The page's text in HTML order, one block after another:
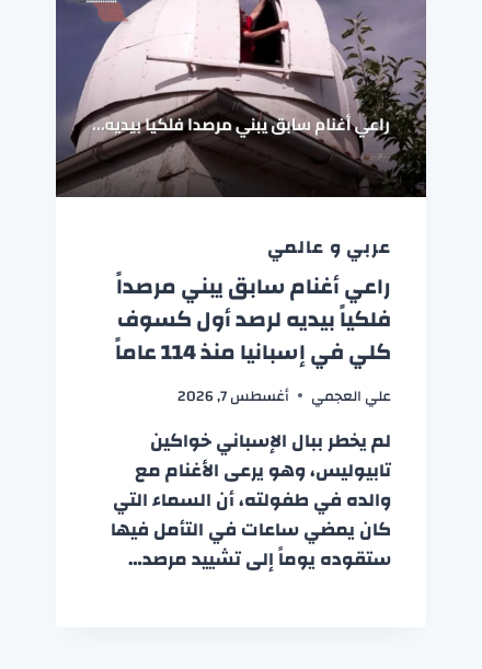
عربي و عالمي
راعي أغنام سابق يبني مرصداً
فلكياً بيديه لرصد أول كسوف
كلي في إسبانيا منذ 114 عاماً
علي العجمي أغسطس 7, 2026
لم يخطر ببال الإسباني خواكين
تابيوليس، وهو يرعى الأغنام مع
والده في طفولته، أن السماء التي
كان يمضي ساعات في التأمل فيها
ستقوده يوماً إلى تشييد مرصد…